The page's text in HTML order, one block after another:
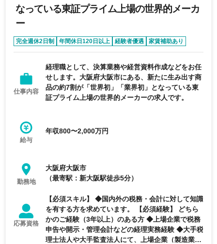
なっている東証プライム上場の世界的メーカ
ー
完全週休2日制 年間休日120日以上 経験者優遇
家賃補助あり
退職金制度あり
仕事内容
経理職として、決算業務や経営資料作成などをお任
せします。大阪府大阪市にある、新たに生み出す商
品の約7割が「世界初」「業界初」となっている東
証プライム上場の世界的メーカーの求人です。
給与
年収800〜2,000万円
勤務地
大阪府大阪市
（最寄駅：新大阪駅徒歩5分）
応募資格
【必須スキル】 ◆国内外の税務・会計に対して知識
を有する方を求めています。 【必須経験】 どちら
かのご経験（3年以上）のある方 ◆上場企業で税務
申告や開示・管理会計などの経理実務経験 ◆大手税
理士法人や大手監査法人にて、上場企業（製造業）